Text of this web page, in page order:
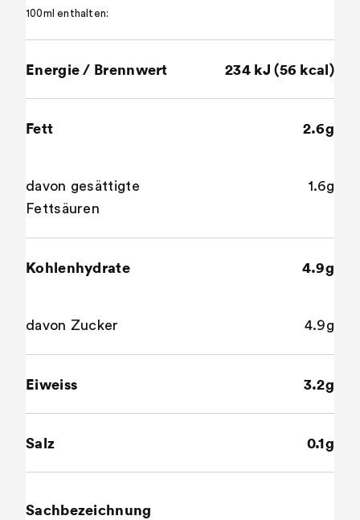
100ml enthalten:
Energie / Brennwert 234 kJ (56 kcal)
Fett 2.6g
davon gesättigte
Fettsäuren
1.6g
Kohlenhydrate 4.9g
davon Zucker 4.9g
Eiweiss 3.2g
Salz 0.1g
Sachbezeichnung